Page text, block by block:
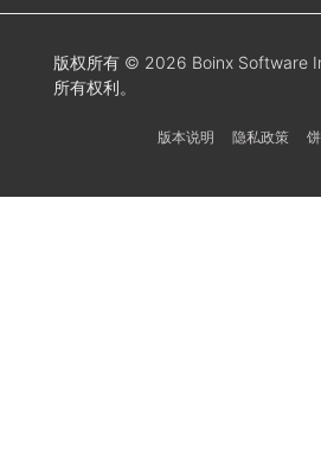
版权所有 © 2026 Boinx Software
所有权利。
版本说明 隐私政策